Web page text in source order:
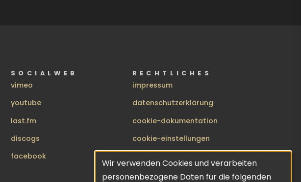
SOCIALWEB
vimeo
youtube
last.fm
discogs
facebook
RECHTLICHES
impressum
datenschutzerklärung
cookie-dokumentation
cookie-einstellungen
BENUTZERMENÜ
anmelden
Verwendung
Wir verwenden Cookies und verarbeiten
personenbezogene Daten für die folgenden